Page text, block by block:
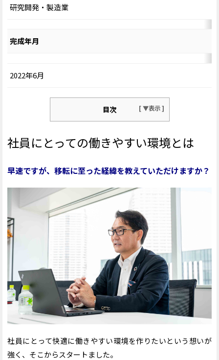
研究開発・製造業
完成年月
2022年6月
目次
働きやすさとアフターコロナ
社員にとっての働きやすい環境とは
早速ですが、移転に至った経緯を教えていただけますか？
社員にとって快適に働きやすい環境を作りたいという想いが
強く、そこからスタートました。